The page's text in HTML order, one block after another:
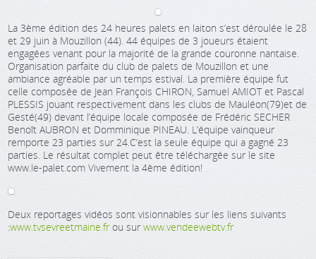
La 3ème édition des 24 heures palets en laiton s’est déroulée le 28
et 29 juin à Mouzillon (44). 44 équipes de 3 joueurs étaient
engagées venant pour la majorité de la grande couronne nantaise.
Organisation parfaite du club de palets de Mouzillon et une
ambiance agréable par un temps estival. La première équipe fut
celle composée de Jean François CHIRON, Samuel AMIOT et Pascal
PLESSIS jouant respectivement dans les clubs de Mauléon(79)et de
Gesté(49) devant l’équipe locale composée de Frédéric SECHER
Benoît AUBRON et Domminique PINEAU. L’équipe vainqueur
remporte 23 parties sur 24.C’est la seule équipe qui a gagné 23
parties. Le résultat complet peut être téléchargée sur le site
www.le-palet.com Vivement la 4ème édition!
Deux reportages vidéos sont visionnables sur les liens suivants
:www.tvsevreetmaine.frou surwww.vendeewebtv.fr